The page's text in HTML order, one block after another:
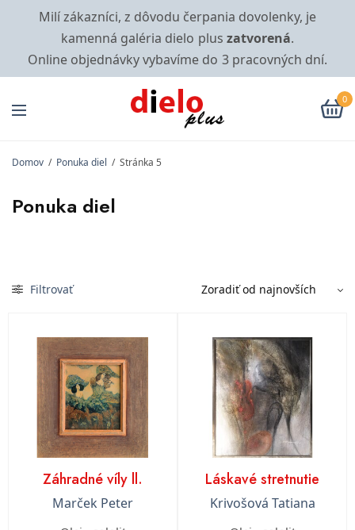
Milí zákazníci, z dôvodu čerpania dovolenky, je
kamenná galéria dielo plus zatvorená.
Online objednávky vybavíme do 3 pracovných dní.
0
Domov / Ponuka diel / Stránka 5
Ponuka diel
Filtrovať
Záhradné víly ll.
Marček Peter
Láskavé stretnutie
Krivošová Tatiana